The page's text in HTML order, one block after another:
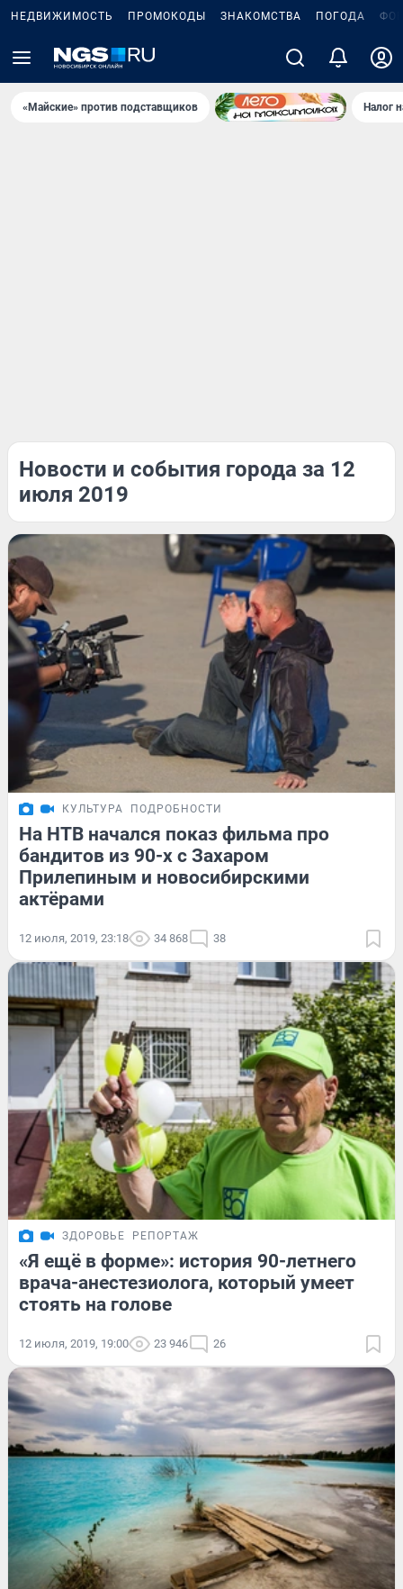
НЕДВИЖИМОСТЬ ПРОМОКОДЫ ЗНАКОМСТВА ПОГОДА
«Майские» против подставщиков Налог
Новости и события города за 12
июля 2019
КУЛЬТУРА ПОДРОБНОСТИ
На НТВ начался показ фильма про
бандитов из 90-х с Захаром
Прилепиным и новосибирскими
актёрами
12 июля, 2019, 23:18 34 868 38
ЗДОРОВЬЕ РЕПОРТАЖ
«Я ещё в форме»: история 90-летнего
врача-анестезиолога, который умеет
стоять на голове
12 июля, 2019, 19:00 23 946 26